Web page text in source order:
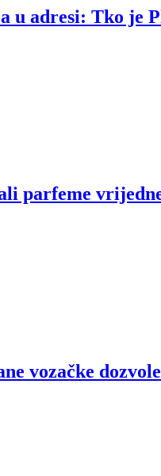
adresi: Tko je
parfeme
vozačke dozvole